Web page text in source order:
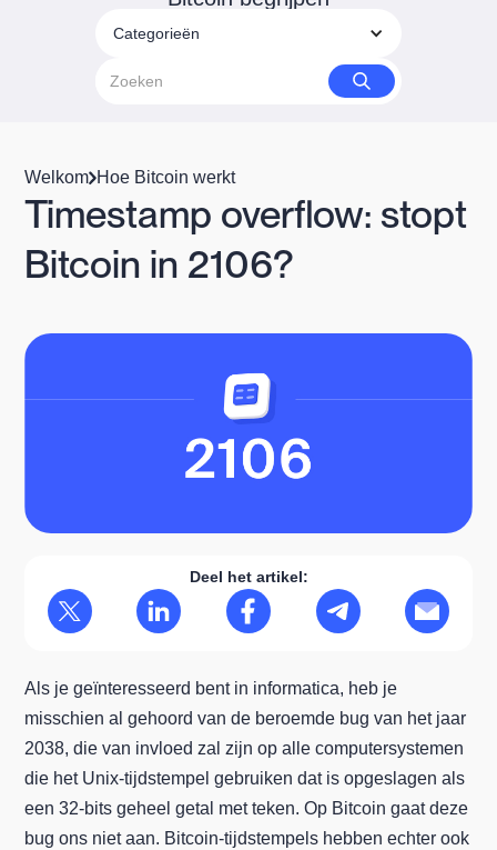
Categorieën
Welkom Hoe Bitcoin werkt
Timestamp overflow: stopt
Bitcoin in 2106?
Deel het artikel:
Als je geïnteresseerd bent in informatica, heb je
misschien al gehoord van de beroemde bug van het jaar
2038, die van invloed zal zijn op alle computersystemen
die het Unix-tijdstempel gebruiken dat is opgeslagen als
een 32-bits geheel getal met teken. Op Bitcoin gaat deze
bug ons niet aan. Bitcoin-tijdstempels hebben echter ook